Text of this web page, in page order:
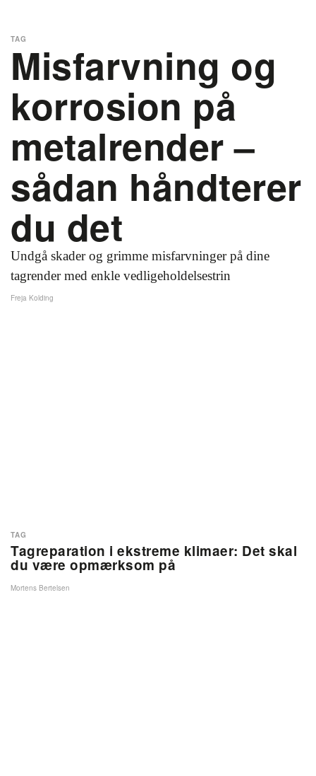
Misfarvning og
korrosion på
metalrender –
sådan håndterer
du det
Undgå skader og grimme misfarvninger på dine
tagrender med enkle vedligeholdelsestrin
TAG
Freja Kolding
Tagreparation i ekstreme klimaer: Det skal
du være opmærksom på
TAG
Mortens Bertelsen